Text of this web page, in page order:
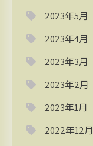
2023年5月
2023年4月
2023年3月
2023年2月
2023年1月
2022年12月